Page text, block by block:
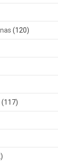
(120)
(117)